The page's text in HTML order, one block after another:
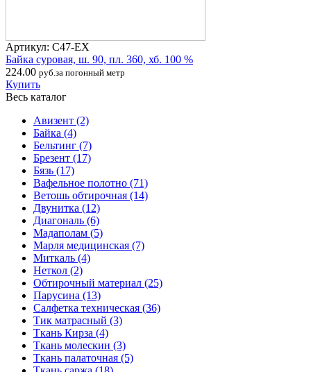
Артикул: С47-ЕХ
Байка суровая, ш. 90, пл. 360, хб. 100 %
224.00 руб.за погонный метр
Купить
Весь каталог
Авизент (2)
Байка (4)
Бельтинг (7)
Брезент (17)
Бязь (17)
Вафельное полотно (71)
Ветошь обтирочная (14)
Двунитка (12)
Диагональ (6)
Мадаполам (5)
Марля медицинская (7)
Миткаль (4)
Неткол (2)
Обтирочный материал (25)
Парусина (13)
Салфетка техническая (36)
Тик матрасный (3)
Ткань Кирза (4)
Ткань молескин (3)
Ткань палаточная (5)